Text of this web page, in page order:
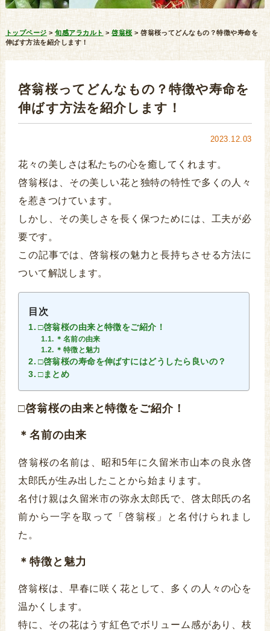
トップページ >旬感アラカルト >啓翁桜 >啓翁桜ってどんなもの？特徴や寿命を
伸ばす方法を紹介します！
啓翁桜ってどんなもの？特徴や寿命を
伸ばす方法を紹介します！
2023.12.03
花々の美しさは私たちの心を癒してくれます。
啓翁桜は、その美しい花と独特の特性で多くの人々
を惹きつけています。
しかし、その美しさを長く保つためには、工夫が必
要です。
この記事では、啓翁桜の魅力と長持ちさせる方法に
ついて解説します。
目次
□啓翁桜の由来と特徴をご紹介！
＊名前の由来
＊特徴と魅力
□啓翁桜の寿命を伸ばすにはどうしたら良いの？
□まとめ
□啓翁桜の由来と特徴をご紹介！
＊名前の由来
啓翁桜の名前は、昭和5年に久留米市山本の良永啓
太郎氏が生み出したことから始まります。
名付け親は久留米市の弥永太郎氏で、啓太郎氏の名
前から一字を取って「啓翁桜」と名付けられまし
た。
＊特徴と魅力
啓翁桜は、早春に咲く花として、多くの人々の心を
温かくします。
特に、その花はうす紅色でボリューム感があり、枝